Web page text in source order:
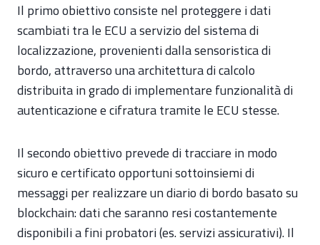
Il primo obiettivo consiste nel proteggere i dati
scambiati tra le ECU a servizio del sistema di
localizzazione, provenienti dalla sensoristica di
bordo, attraverso una architettura di calcolo
distribuita in grado di implementare funzionalità di
autenticazione e cifratura tramite le ECU stesse.
Il secondo obiettivo prevede di tracciare in modo
sicuro e certificato opportuni sottoinsiemi di
messaggi per realizzare un diario di bordo basato su
blockchain: dati che saranno resi costantemente
disponibili a fini probatori (es. servizi assicurativi). Il